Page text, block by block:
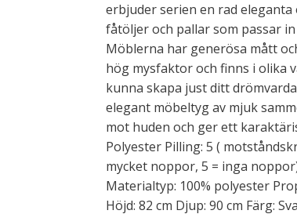
erbjuder serien en rad
fåtöljer och pallar som passar
Möblerna har generösa mått
hög mysfaktor och finns i olika
kunna skapa just ditt
elegant möbeltyg av mjuk
mot huden och ger ett
Polyester Pilling: 5 (
mycket noppor, 5 = inga
Materialtyp: 100% polyester
Höjd: 82 cm Djup: 90 cm Färg: